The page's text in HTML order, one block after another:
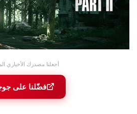
أجعلنا مصدرك الأخباري
فضّلنا على